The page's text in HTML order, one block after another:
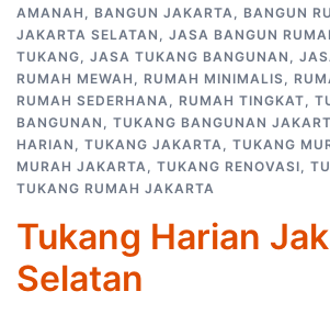
AMANAH , BANGUN JAKARTA, BANGUN
JAKARTA SELATAN , JASA BANGUN
TUKANG, JASA TUKANG BANGUNAN ,
RUMAH MEWAH , RUMAH MINIMALIS,
RUMAH SEDERHANA, RUMAH TINGKAT,
BANGUNAN , TUKANG BANGUNAN
HARIAN , TUKANG JAKARTA, TUKANG
MURAH JAKARTA, TUKANG RENOVASI,
TUKANG RUMAH JAKARTA
Tukang Harian
Selatan